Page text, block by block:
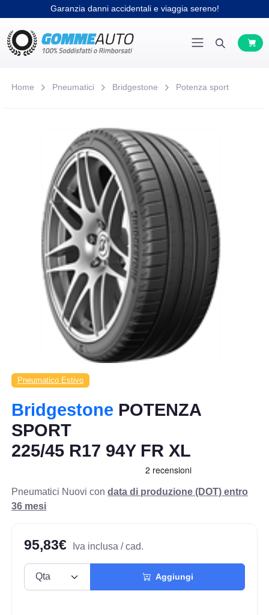
Garanzia danni accidentali e viaggia sereno!
Home Pneumatici Bridgestone Potenza sport
Pneumatico Estivo
Bridgestone POTENZA
SPORT
225/45 R17 94Y FR XL
Pneumatici Nuovi condata di produzione (DOT) entro
36 mesi
95,83€ Iva inclusa / cad.
Aggiungi